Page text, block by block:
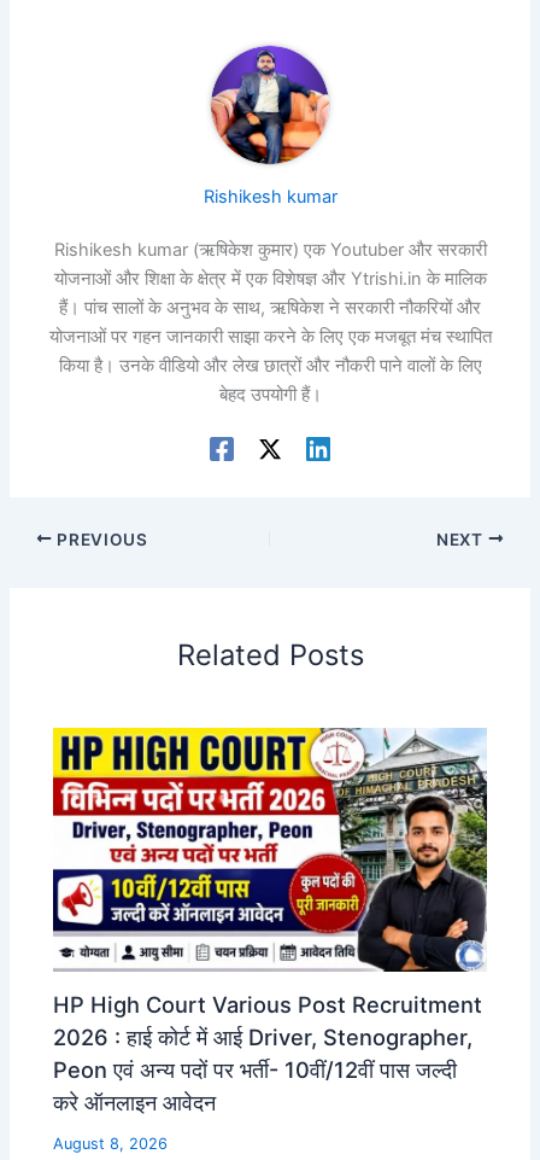
Rishikesh kumar
Rishikesh kumar (ऋषिकेश कुमार) एक Youtuber और सरकारी
योजनाओं और शिक्षा के क्षेत्र में एक विशेषज्ञ और Ytrishi.in के मालिक
हैं। पांच सालों के अनुभव के साथ, ऋषिकेश ने सरकारी नौकरियों और
योजनाओं पर गहन जानकारी साझा करने के लिए एक मजबूत मंच स्थापित
किया है। उनके वीडियो और लेख छात्रों और नौकरी पाने वालों के लिए
बेहद उपयोगी हैं।
PREVIOUS NEXT
Related Posts
HP High Court Various Post Recruitment
2026 : हाई कोर्ट में आई Driver, Stenographer,
Peon एवं अन्य पदों पर भर्ती- 10वीं/12वीं पास जल्दी
करे ऑनलाइन आवेदन
August 8, 2026